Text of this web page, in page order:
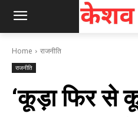
Home राजनीति
राजनीति
‘कूड़ा फिर से